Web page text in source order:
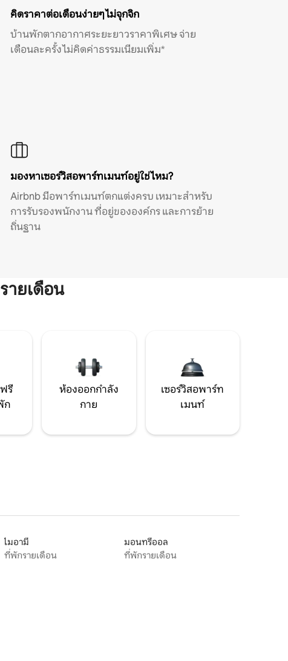
คิดราคาต่อเดือนง่ายๆ ไม่จุกจิก
บ้านพักตากอากาศระยะยาวราคาพิเศษ จ่าย
เดือนละครั้ง ไม่คิดค่าธรรมเนียมเพิ่ม*
มองหาเซอร์วิสอพาร์ทเมนท์อยู่ใช่ไหม?
Airbnb มีอพาร์ทเมนท์ตกแต่งครบ เหมาะสำหรับ
การรับรองพนักงาน ที่อยู่ขององค์กร และการย้าย
ถิ่นฐาน
ายเดือน
รี
ก
ห้องออกกำลัง
กาย
เซอร์วิสอพาร์ท
เมนท์
ไมอามี
ที่พักรายเดือน
มอนทรีออล
ที่พักรายเดือน